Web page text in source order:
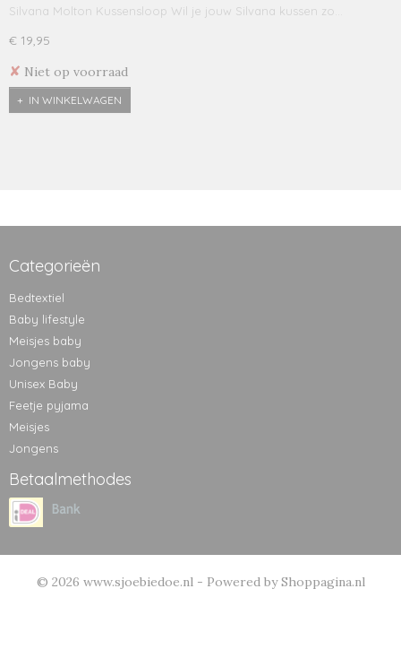
Silvana Molton Kussensloop Wil je jouw Silvana kussen zo…
€ 19,95
✘ Niet op voorraad
IN WINKELWAGEN
Categorieën
Bedtextiel
Baby lifestyle
Meisjes baby
Jongens baby
Unisex Baby
Feetje pyjama
Meisjes
Jongens
Betaalmethodes
© 2026 www.sjoebiedoe.nl - Powered by Shoppagina.nl